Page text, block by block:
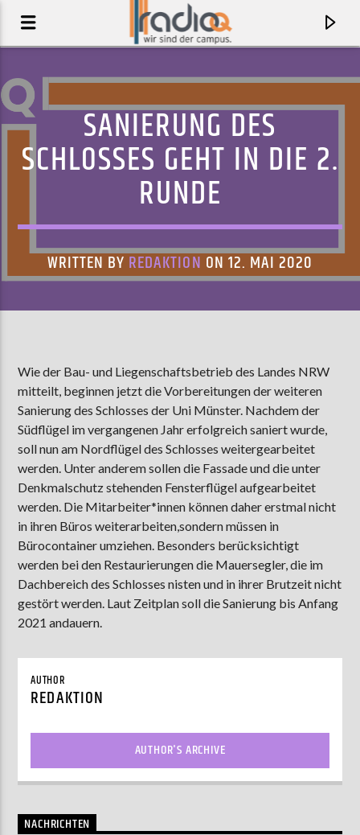
AKTUELLE SENDUNG
MOEBIUS
00:00 18:00
ZU HÖREN INMünster90,9 MHzSteinfurt103,9 MHz
SANIERUNG DES
SCHLOSSES GEHT IN DIE 2.
RUNDE
WRITTEN BY REDAKTION ON 12. MAI 2020
Wie der Bau- und Liegenschaftsbetrieb des Landes NRW
mitteilt, beginnen jetzt die Vorbereitungen der weiteren
Sanierung des Schlosses der Uni Münster. Nachdem der
Südflügel im vergangenen Jahr erfolgreich saniert wurde,
soll nun am Nordflügel des Schlosses weitergearbeitet
werden. Unter anderem sollen die Fassade und die unter
Denkmalschutz stehenden Fensterflügel aufgearbeitet
werden. Die Mitarbeiter*innen können daher erstmal nicht
in ihren Büros weiterarbeiten,sondern müssen in
Bürocontainer umziehen. Besonders berücksichtigt
werden bei den Restaurierungen die Mauersegler, die im
Dachbereich des Schlosses nisten und in ihrer Brutzeit nicht
gestört werden. Laut Zeitplan soll die Sanierung bis Anfang
2021 andauern.
AUTHOR
REDAKTION
AUTHOR'S ARCHIVE
NACHRICHTEN